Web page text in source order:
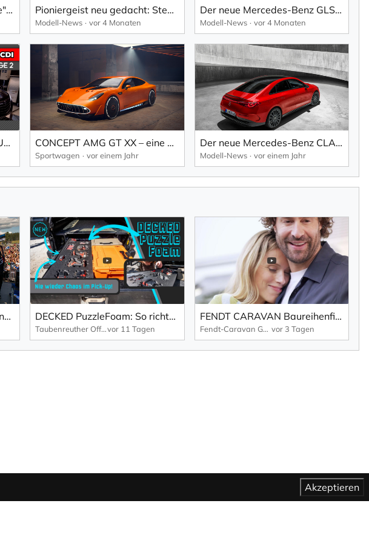
Animation zu "Steer-by-Wire" von Mercedes-Benz. Pioniergeist neu gedacht: Steer-by-Wire wird Realität im neuen EQS.
Modell-News vor 4 Monaten
Der neue Mercedes-Benz GLS: Die S-Klasse unter den SUVs definiert Komfort neu.
Modell-News vor 4 Monaten
Mercedes-Benz E 350 CDI | Upgrade Turbolader + Software Stage 2+ | mcchip-dkr CONCEPT AMG GT XX – eine neue Dimension der Performance
Sportwagen vor einem Jahr
Der neue Mercedes-Benz CLA: großartig, mühelos, intuitiv und flexibel.
Modell-News vor einem Jahr
WRC 206 Secto Rallye Finland: Pajari fährt in Finnland einen traumhaften Heimsieg ein (EN). DECKED PuzzleFoam: So richtest du perfekte Aufbewahrung für Werkzeug & Gear ein!
Taubenreuther Offroadvor 11 Tagen
FENDT CARAVAN Baureihenfilm Bianco 2027
Fendt-Caravan GmbH vor 3 Tagen
Akzeptieren